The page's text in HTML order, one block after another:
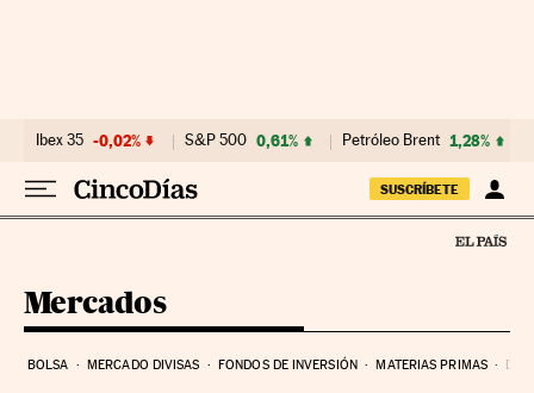
Ibex 35 -0,02% S&P 500 0,61% Petróleo Brent 1,28%
SUSCRÍBETE
Mercados
BOLSA MERCADO DIVISAS FONDOS DE INVERSIÓN MATERIAS PRIMAS